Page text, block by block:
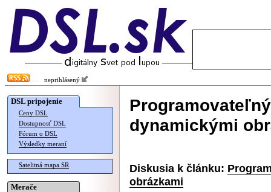
neprihlásený
DSL pripojenie
Ceny DSL
Dostupnosť DSL
Fórum o DSL
Výsledky meraní
Satelitná mapa SR
Merače
dynamickými
Diskusia k článku:
obrázkami